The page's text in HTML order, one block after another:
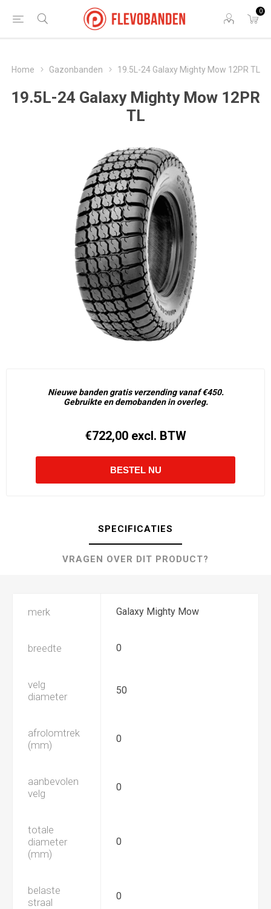
0
Home Gazonbanden 19.5L-24 Galaxy Mighty Mow 12PR TL
19.5L-24 Galaxy Mighty Mow 12PR
TL
Nieuwe banden gratis verzending vanaf €450.
Gebruikte en demobanden in overleg.
€722,00 excl. BTW
SPECIFICATIES
VRAGEN OVER DIT PRODUCT?
merk Galaxy Mighty Mow
breedte 0
velg
diameter
50
afrolomtrek
(mm)
0
aanbevolen
velg
0
totale
diameter
(mm)
0
belaste
straal
0